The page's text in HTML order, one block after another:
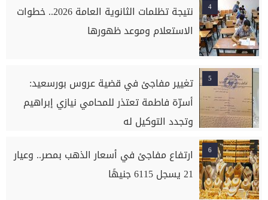
4
نتيجة تظلمات الثانوية العامة 2026.. خطوات
الاستعلام وموعد ظهورها
5
تغيير مفاجئ في قضية عروس بورسعيد:
أسرّة فاطمة تعتذر للمحامي نيازي إبراهيم
وتجدد التوكيل له
6
ارتفاع مفاجئ في أسعار الذهب بمصر.. وعيار
21 يسجل 6115 جنيهًا